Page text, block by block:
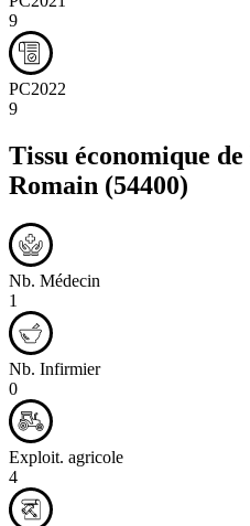
9
PC2022
9
Tissu économique
Romain (54400)
Nb. Médecin
1
Nb. Infirmier
0
Exploit. agricole
4